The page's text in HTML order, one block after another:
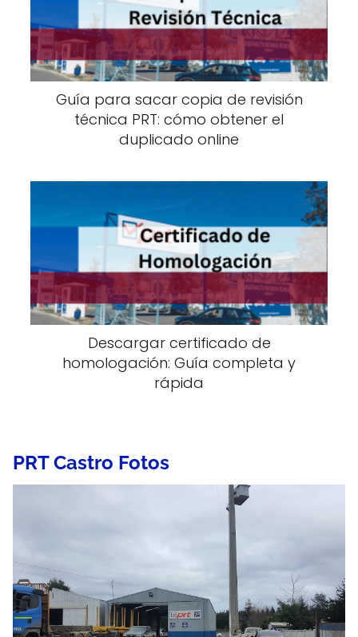
Guía para sacar copia de revisión
técnica PRT: cómo obtener el
duplicado online
Descargar certificado de
homologación: Guía completa y
rápida
PRT Castro Fotos